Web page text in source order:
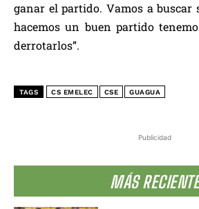
Publicidad
MÁS RECIENTE
ganar el partido. Vamos a buscar
hacemos un buen partido
derrotarlos”.
TAGS CS EMELEC CSE GUAGUA